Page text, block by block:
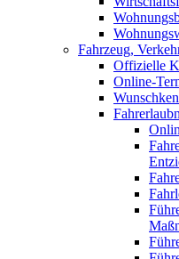
Fahrzeug,
Offizielle
Online-